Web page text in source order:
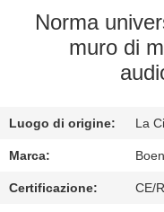
FABBRICA
CONTROLLO
QUALITÀ
CONTATTICI
Norma
muro di
Luogo di origine: La
Marca:
Certificazione: CE/